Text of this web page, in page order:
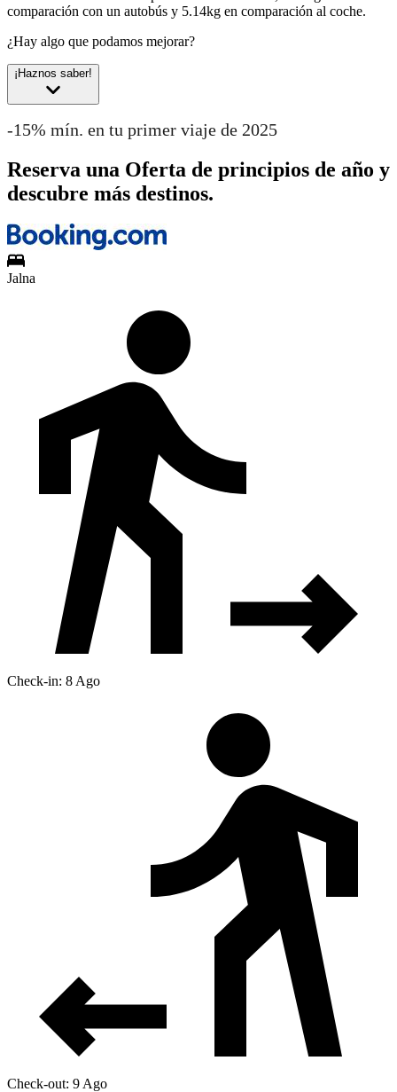
comparación con un autobús y 5.14kg en comparación al coche.
¿Hay algo que podamos mejorar?
¡Haznos saber!
-15% mín. en tu primer viaje de 2025
Reserva una Oferta de principios de año y
descubre más destinos.
Jalna
Check-in: 8 Ago
Check-out: 9 Ago